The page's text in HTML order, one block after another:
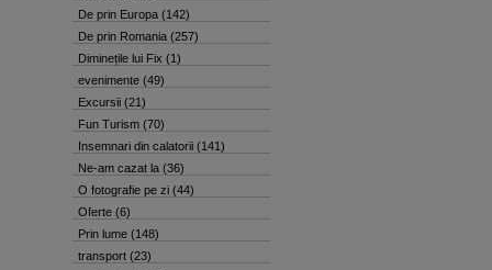
De prin Europa (142)
De prin Romania (257)
Diminețile lui Fix (1)
evenimente (49)
Excursii (21)
Fun Turism (70)
Insemnari din calatorii (141)
Ne-am cazat la (36)
O fotografie pe zi (44)
Oferte (6)
Prin lume (148)
transport (23)